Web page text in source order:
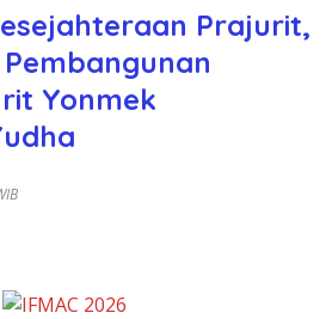
Prajurit,
Yonmek